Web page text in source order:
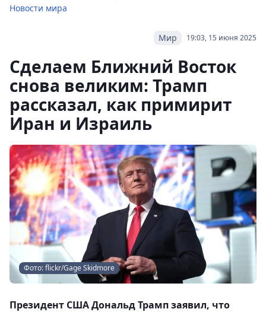
Новости мира
19:03, 15 июня 2025
Мир
Сделаем Ближний Восток
снова великим: Трамп
рассказал, как примирит
Иран и Израиль
Фото: flickr/Gage Skidmore
Президент США Дональд Трамп заявил, что